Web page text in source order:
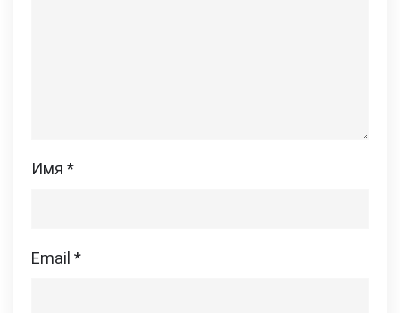
Имя *
Email *